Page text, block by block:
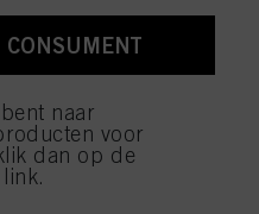
CONSUMENT
naar
voor
dan op de
met werking voor de
informatie over de
over elke cookie
cookies en deze
met het gebruik
klikt, worden